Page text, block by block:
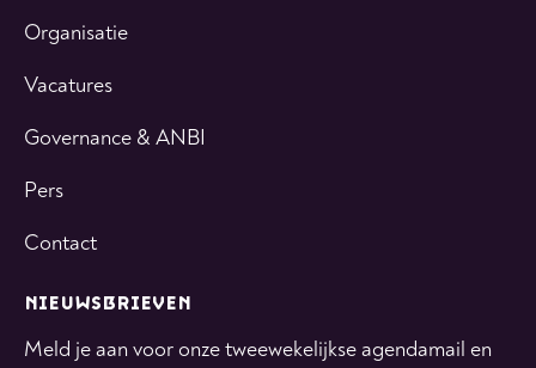
Organisatie
Vacatures
Governance & ANBI
Pers
Contact
NIEUWSBRIEVEN
Meld je aan voor onze tweewekelijkse agendamail en